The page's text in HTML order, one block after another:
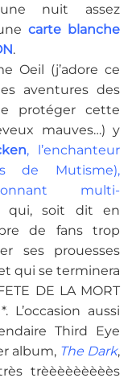
nuit assez
carte blanche
.
Oeil (j’adore ce
aventures des
protéger cette
mauves…) y
, l’enchanteur
de Mutisme),
multi-
soit dit en
de fans trop
ses prouesses
qui se terminera
DE LA MORT
L’occasion aussi
Third Eye
album, The Dark,
trèèèèèèèèès